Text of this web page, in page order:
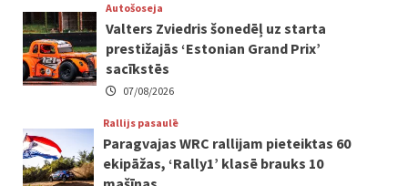
Autošoseja
Valters Zviedris šonedēļ uz starta
prestižajās ‘Estonian Grand Prix’
sacīkstēs
07/08/2026
Rallijs pasaulē
Paragvajas WRC rallijam pieteiktas 60
ekipāžas, ‘Rally1’ klasē brauks 10